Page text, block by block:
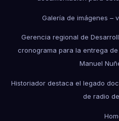
Galería de imágenes –
Gerencia regional de
cronograma para la entrega
Manuel
Historiador destaca el legado
de radio